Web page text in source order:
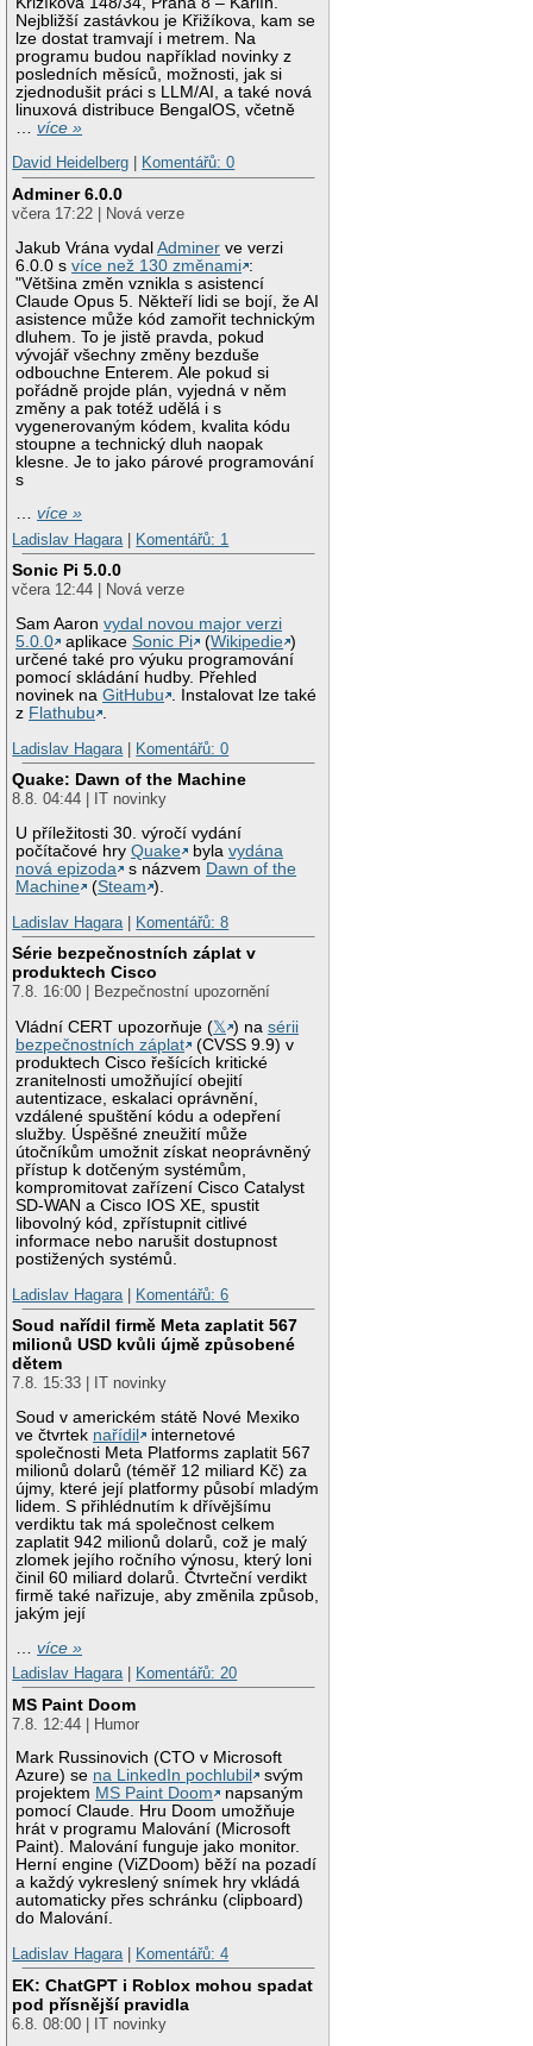
Nejbližší zastávkou je Křižíkova, kam se
lze dostat tramvají i metrem. Na
programu budou například novinky z
posledních měsíců, možnosti, jak si
zjednodušit práci s LLM/AI, a také nová
linuxová distribuce BengalOS, včetně
…více »
David Heidelberg
Komentářů: 0
Adminer 6.0.0
včera 17:22 | Nová verze
Jakub Vrána vydalAdminer ve verzi
6.0.0 svíce než 130 změnami :
"Většina změn vznikla s asistencí
Claude Opus 5. Někteří lidi se bojí, že AI
asistence může kód zamořit technickým
dluhem. To je jistě pravda, pokud
vývojář všechny změny bezduše
odbouchne Enterem. Ale pokud si
pořádně projde plán, vyjedná v něm
změny a pak totéž udělá i s
vygenerovaným kódem, kvalita kódu
stoupne a technický dluh naopak
klesne. Je to jako párové programování
s
…více »
Ladislav Hagara
Komentářů: 1
Sonic Pi 5.0.0
včera 12:44 | Nová verze
Sam Aaronvydal novou major verzi
5.0.0
aplikaceSonic Pi (Wikipedie )
určené také pro výuku programování
pomocí skládání hudby. Přehled
novinek naGitHubu . Instalovat lze také
z Flathubu .
Ladislav Hagara | Komentářů: 0
Quake: Dawn of the Machine
8.8. 04:44 | IT novinky
U příležitosti 30. výročí vydání
počítačové hryQuake bylavydána
nová epizoda
s názvem Dawn of the
Machine
(Steam ).
Ladislav Hagara | Komentářů: 8
Série bezpečnostních záplat v
produktech Cisco
7.8. 16:00 | Bezpečnostní upozornění
Vládní CERT upozorňuje (𝕏 ) nasérii
bezpečnostních záplat
(CVSS 9.9) v
produktech Cisco řešících kritické
zranitelnosti umožňující obejití
autentizace, eskalaci oprávnění,
vzdálené spuštění kódu a odepření
služby. Úspěšné zneužití může
útočníkům umožnit získat neoprávněný
přístup k dotčeným systémům,
kompromitovat zařízení Cisco Catalyst
SD-WAN a Cisco IOS XE, spustit
libovolný kód, zpřístupnit citlivé
informace nebo narušit dostupnost
postižených systémů.
Ladislav Hagara | Komentářů: 6
Soud nařídil firmě Meta zaplatit 567
milionů USD kvůli újmě způsobené
dětem
7.8. 15:33 | IT novinky
Soud v americkém státě Nové Mexiko
ve čtvrtek nařídil
internetové
společnosti Meta Platforms zaplatit 567
milionů dolarů (téměř 12 miliard Kč) za
újmy, které její platformy působí mladým
lidem. S přihlédnutím k dřívějšímu
verdiktu tak má společnost celkem
zaplatit 942 milionů dolarů, což je malý
zlomek jejího ročního výnosu, který loni
činil 60 miliard dolarů. Čtvrteční verdikt
firmě také nařizuje, aby změnila způsob,
jakým její
…více »
Ladislav Hagara| Komentářů: 20
MS Paint Doom
7.8. 12:44 | Humor
Mark Russinovich (CTO v Microsoft
Azure) se na LinkedIn pochlubil
svým
projektem MS Paint Doom
napsaným
pomocí Claude. Hru Doom umožňuje
hrát v programu Malování (Microsoft
Paint). Malování funguje jako monitor.
Herní engine (ViZDoom) běží na pozadí
a každý vykreslený snímek hry vkládá
automaticky přes schránku (clipboard)
do Malování.
Ladislav Hagara| Komentářů: 4
EK: ChatGPT i Roblox mohou spadat
pod přísnější pravidla
6.8. 08:00 | IT novinky